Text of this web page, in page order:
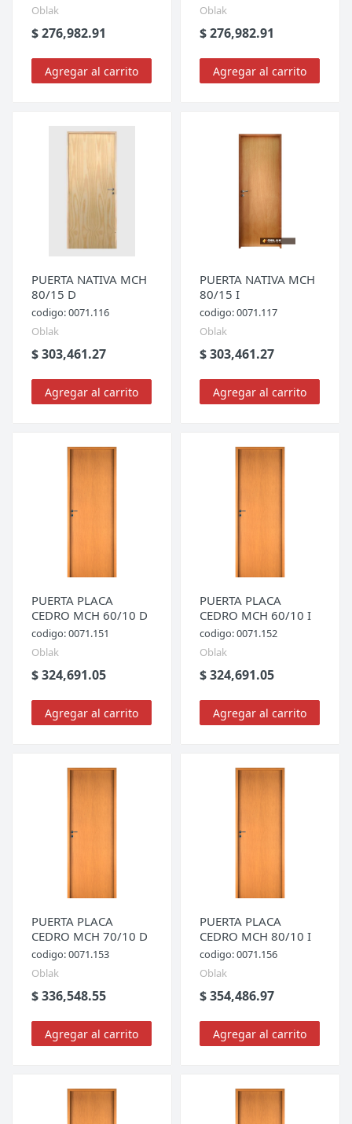
Oblak
$ 276,982.91
Agregar al carrito
Oblak
$ 276,982.91
Agregar al carrito
PUERTA NATIVA MCH
80/15 D
codigo: 0071.116
Oblak
$ 303,461.27
Agregar al carrito
PUERTA NATIVA MCH
80/15 I
codigo: 0071.117
Oblak
$ 303,461.27
Agregar al carrito
PUERTA PLACA
CEDRO MCH 60/10 D
codigo: 0071.151
Oblak
$ 324,691.05
Agregar al carrito
PUERTA PLACA
CEDRO MCH 60/10 I
codigo: 0071.152
Oblak
$ 324,691.05
Agregar al carrito
PUERTA PLACA
CEDRO MCH 70/10 D
codigo: 0071.153
Oblak
$ 336,548.55
Agregar al carrito
PUERTA PLACA
CEDRO MCH 80/10 I
codigo: 0071.156
Oblak
$ 354,486.97
Agregar al carrito